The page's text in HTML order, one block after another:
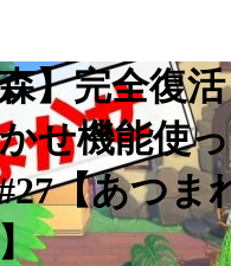
】完全復
せ機能使
【あつま